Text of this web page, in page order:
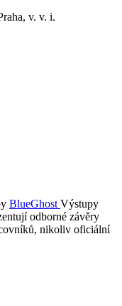
v. v. i.
BlueGhost Výstupy
odborné závěry
nikoliv oficiální